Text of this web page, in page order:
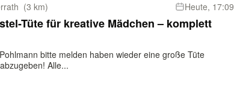
(3 km) Heute, 17:09
Tüte für kreative Mädchen – komplett
bitte melden haben wieder eine große Tüte
Alle...